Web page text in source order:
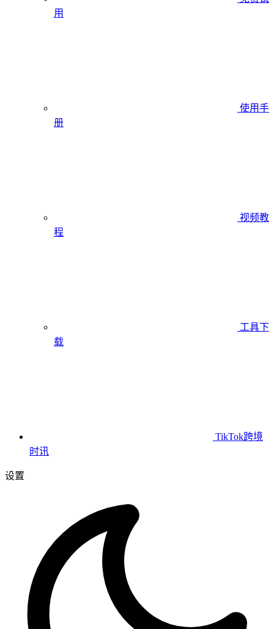
用
使用手
册
视频教
程
工具下
载
TikTok跨境
时讯
设置